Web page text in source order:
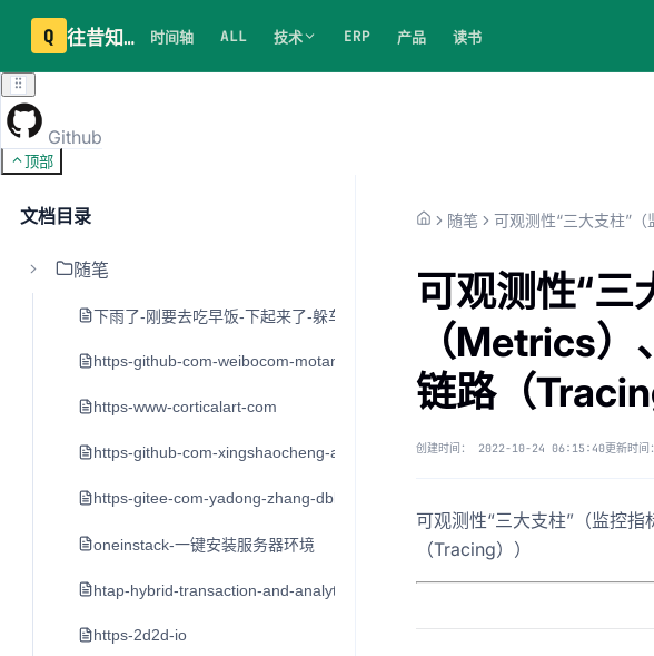
Q 往昔知识库 时间轴 ALL 技术 ERP 产品 读书
Github
顶部
文档目录
随笔
下雨了-刚要去吃早饭-下起来了-躲车里20分钟
https-github-com-weibocom-motan
https-www-corticalart-com
https-github-com-xingshaocheng-architect-awesome
https-gitee-com-yadong-zhang-dblog
oneinstack-一键安装服务器环境
htap-hybrid-transaction-and-analytical-processing-混合事务和分析处理
https-2d2d-io
随笔
可观测性“三
（Metrics
链路（
创建时间： 2022-10-24 06:15:40更新时间
可观测性“三大支柱”（监控
（Tracing））